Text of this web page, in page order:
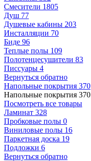
Смесители 1805
Душ 77
Душевые кабины 203
Инсталляции 70
Биде 96
Теплые полы 109
Полотенцесушители 83
Писсуары 4
Вернуться обратно
Напольные покрытия 370
Напольные покрытия 370
Посмотреть все товары
Ламинат 328
Пробковые полы 0
Виниловые полы 16
Паркетная доска 19
Подложки 6
Вернуться обратно